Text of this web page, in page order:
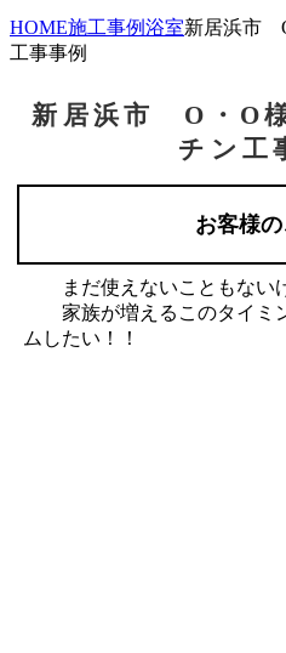
HOME施工事例浴室新居浜市
工事事例
新居浜市 O・
チン工
お客様
まだ使えないこともない
家族が増えるこのタイミ
ムしたい！！